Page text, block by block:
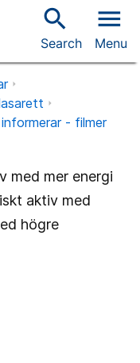
search
Search
menu
Menu
- filmer
med mer energi
aktiv med
högre